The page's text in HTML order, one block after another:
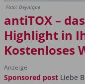
Foto: Deynique
antiTOX –
Highlight in
Kostenloses
Anzeige
Sponsored post Liebe